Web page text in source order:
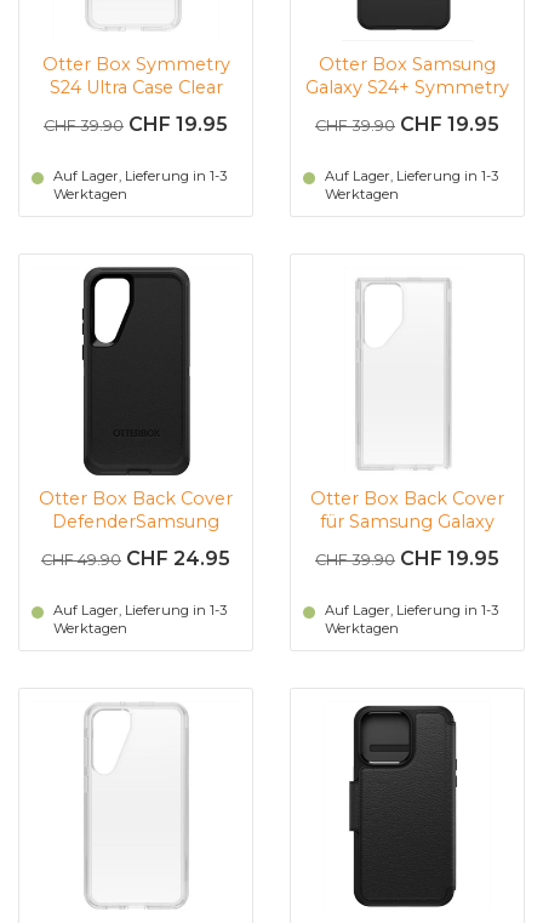
Otter Box Symmetry
S24 Ultra Case Clear
CHF 39.90 CHF 19.95
Auf Lager, Lieferung in 1-3
Werktagen
Otter Box Samsung
Galaxy S24+ Symmetry
CHF 39.90 CHF 19.95
Auf Lager, Lieferung in 1-3
Werktagen
Otter Box Back Cover
DefenderSamsung
CHF 49.90 CHF 24.95
Auf Lager, Lieferung in 1-3
Werktagen
Otter Box Back Cover
für Samsung Galaxy
CHF 39.90 CHF 19.95
Auf Lager, Lieferung in 1-3
Werktagen